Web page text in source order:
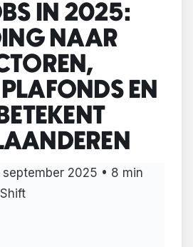
IN 2025:
NAAR
EN
september 2025 • 8 min